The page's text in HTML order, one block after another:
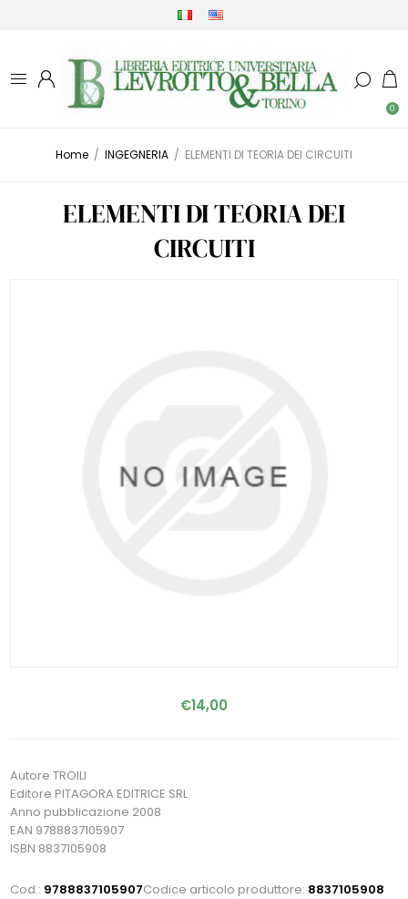
0
Home / INGEGNERIA / ELEMENTI DI TEORIA DEI CIRCUITI
ELEMENTI DI TEORIA DEI
CIRCUITI
€14,00
Autore TROILI
Editore PITAGORA EDITRICE SRL
Anno pubblicazione 2008
EAN 9788837105907
ISBN 8837105908
Cod.: 9788837105907Codice articolo produttore: 8837105908